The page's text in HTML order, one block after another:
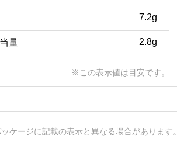
7.2g
量 2.8g
※この表示値は目安です。
ケージに記載の表示と異なる場合があります。